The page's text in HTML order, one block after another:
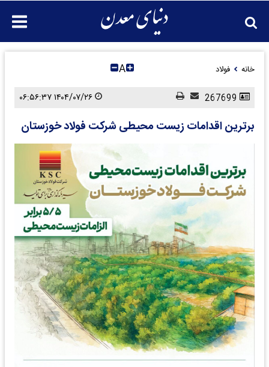
خانه فولاد A
برترین اقدامات زیست محیطی شرکت فولاد خوزستان